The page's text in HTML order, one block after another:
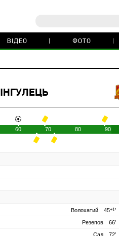
ВІДЕО ФОТО
ІНГУЛЕЦЬ
60 70 80
90
Волохатий 45+1’
Резепов 66’
Сад 72’